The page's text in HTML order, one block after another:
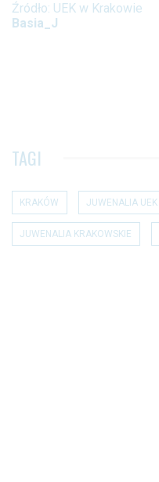
Źródło: UEK w Krakowie
Basia_J
TAGI
KRAKÓW JUWENALIA UEK
JUWENALIA KRAKOWSKIE